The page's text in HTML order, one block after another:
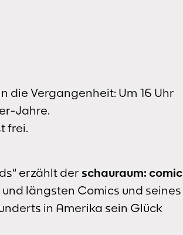
die Vergangenheit: Um 16 Uhr
Jahre.
frei.
erzählt der schauraum: comic
längsten Comics und seines
in Amerika sein Glück